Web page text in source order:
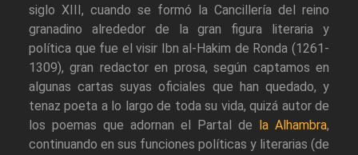
siglo XIII, cuando se formó la Cancillería del reino
granadino alrededor de la gran figura literaria y
política que fue el visir Ibn al-Hakim de Ronda (1261-
1309), gran redactor en prosa, según captamos en
algunas cartas suyas oficiales que han quedado, y
tenaz poeta a lo largo de toda su vida, quizá autor de
los poemas que adornan el Partal de
la Alhambra,
continuando en sus funciones políticas y literarias (de